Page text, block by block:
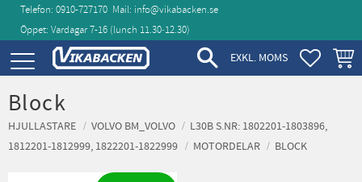
Meny
Telefon: 0910-727170 Mail: info@vikabacken.se
Öppet: Vardagar 7-16 (lunch 11.30‑12.30)
EXKL. MOMS
Block
HJULLASTARE VOLVO BM_VOLVO
L30B S.NR: 1802201-1803896,
1812201-1812999, 1822201-1822999
MOTORDELAR BLOCK